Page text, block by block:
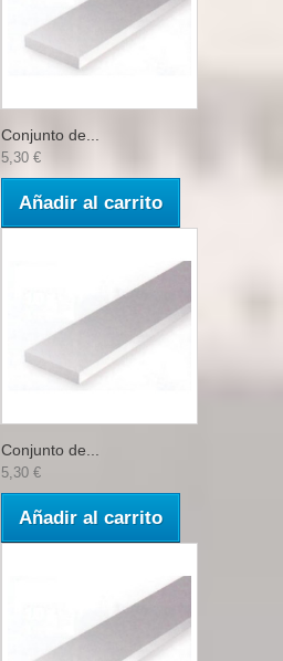
Conjunto de...
5,30 €
Añadir al carrito
Conjunto de...
5,30 €
Añadir al carrito